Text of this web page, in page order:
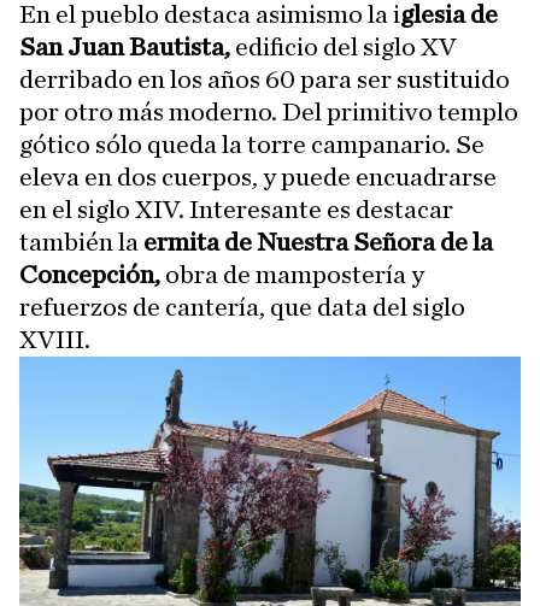
En el pueblo destaca asimismo la iglesia de
San Juan Bautista, edificio del siglo XV
derribado en los años 60 para ser sustituido
por otro más moderno. Del primitivo templo
gótico sólo queda la torre campanario. Se
eleva en dos cuerpos, y puede encuadrarse
en el siglo XIV. Interesante es destacar
también la ermita de Nuestra Señora de la
Concepción, obra de mampostería y
refuerzos de cantería, que data del siglo
XVIII.